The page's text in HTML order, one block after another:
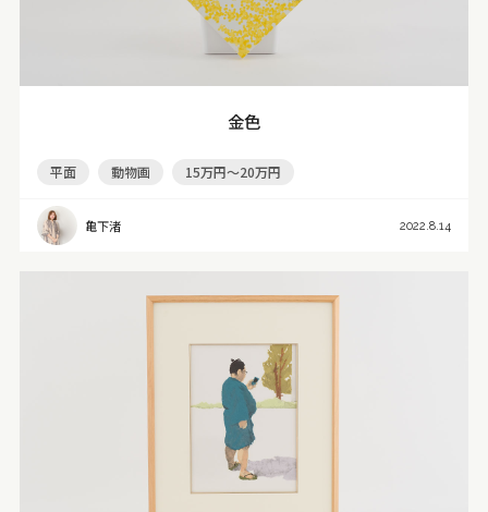
金色
平面 動物画 15万円～20万円
亀下渚 2022.8.14